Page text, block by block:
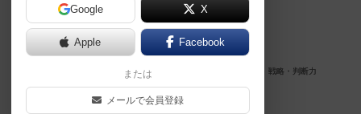
Google X
Apple Facebook
または
メールで会員登録